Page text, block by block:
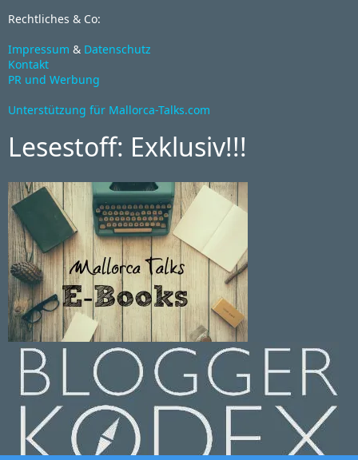
Rechtliches & Co:
Impressum & Datenschutz
Kontakt
PR und Werbung
Unterstützung für Mallorca-Talks.com
Lesestoff: Exklusiv!!!